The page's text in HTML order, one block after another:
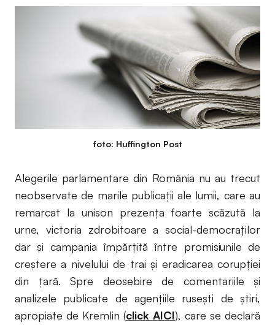
foto: Huffington Post
Alegerile parlamentare din România nu au trecut
neobservate de marile publicații ale lumii, care au
remarcat la unison prezența foarte scăzută la
urne, victoria zdrobitoare a social-democraților
dar și campania împărțită între promisiunile de
creștere a nivelului de trai și eradicarea corupției
din țară. Spre deosebire de comentariile şi
analizele publicate de agenţiile ruseşti de ştiri,
apropiate de Kremlin (click AICI), care se declară